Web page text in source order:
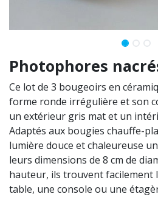
Photophores
Ce lot de 3 bougeoirs en
forme ronde irrégulière et son
un extérieur gris mat et un
Adaptés aux bougies chauffe-
lumière douce et chaleureuse
leurs dimensions de 8 cm de
hauteur, ils trouvent facilement
table, une console ou une